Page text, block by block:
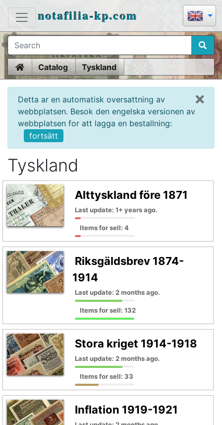
notafilia-kp.com
HomeCatalog Tyskland
Detta ar en automatisk oversattning av
webbplatsen. Besok den engelska versionen av
webbplatsen for att lagga en bestallning:
fortsätt
Tyskland
Alttyskland före 1871
Last update: 1+ years ago.
Items for sell: 4
Riksgäldsbrev 1874-
1914
Last update: 2 months ago.
Items for sell: 132
Stora kriget 1914-1918
Last update: 2 months ago.
Items for sell: 33
Inflation 1919-1921